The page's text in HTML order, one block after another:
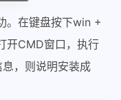
。在键盘按下win +
开CMD窗口，执行
，则说明安装成